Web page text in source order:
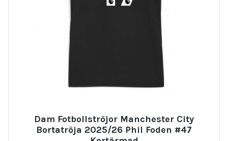
Dam Fotbollströjor Manchester City
Bortatröja 2025/26 Phil Foden #47